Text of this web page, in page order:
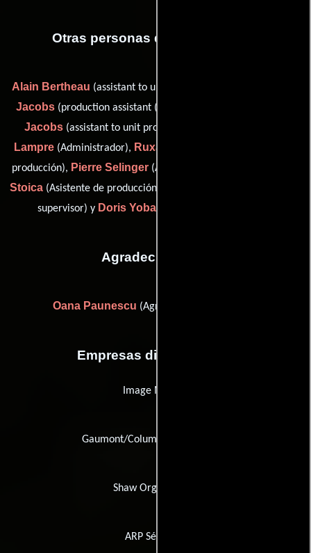
Otras personas que participaron
Alain Bertheau (assistant to unit production manager),
Jacobs(production assistant (as Clara Gheorghiu)),
Jacobs(assistant to unit production manager),
Lampre(Administrador), Ruxandra Popescu
producción), Pierre Selinger (Abogado de producción),
Stoica (Asistente de producción),
supervisor) y Doris Yoba
Agradecimientos
Oana Paunescu (Agradecimiento especial)
Empresas distribuidoras
Image Metrics
Gaumont/Columbia TriStar Films
Shaw Organisation
ARP Sélection